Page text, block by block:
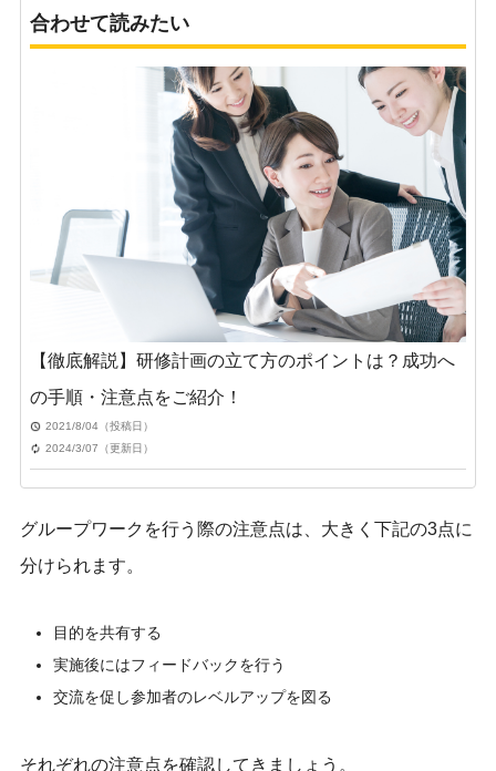
合わせて読みたい
【徹底解説】研修計画の立て方のポイントは？成功へ
の手順・注意点をご紹介！
2021/8/04（投稿日）
2024/3/07（更新日）
グループワークを行う際の注意点は、大きく下記の3点に
分けられます。
目的を共有する
実施後にはフィードバックを行う
交流を促し参加者のレベルアップを図る
それぞれの注意点を確認してきましょう。